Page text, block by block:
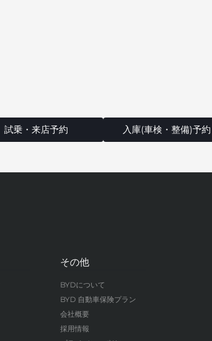
試乗・来店予約 入庫(車検・整備)予約
その他
BYDについて
BYD 自動車保険プラン
会社概要
採用情報